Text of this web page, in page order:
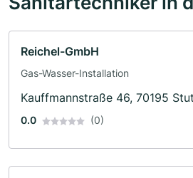
Reichel-GmbH
Gas-Wasser-Installation
Kauffmannstraße 46, 70195
0.0 (0)